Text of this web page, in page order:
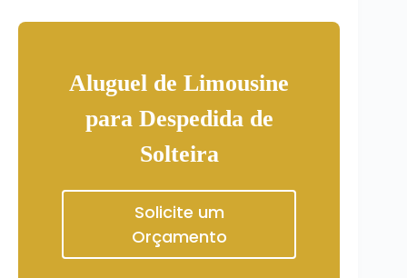
Aluguel de Limousine
para Despedida de
Solteira
Solicite um
Orçamento